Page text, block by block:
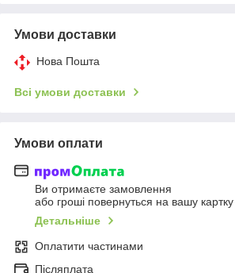
Умови доставки
Нова Пошта
Всі умови доставки
Умови оплати
Ви отримаєте замовлення
або гроші повернуться на вашу картку
Детальніше
Оплатити частинами
Післяплата